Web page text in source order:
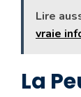
Lire
vraie
La